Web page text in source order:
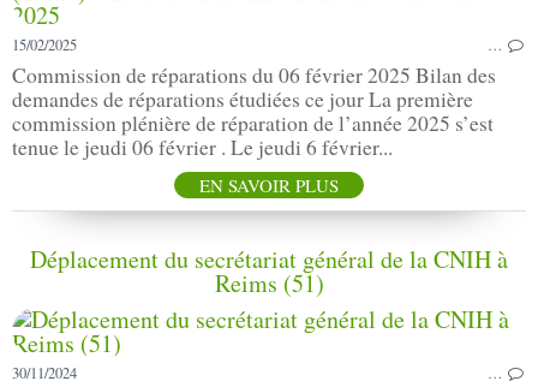
15/02/2025 …
Commission de réparations du 06 février 2025 Bilan des
demandes de réparations étudiées ce jour La première
commission plénière de réparation de l’année 2025 s’est
tenue le jeudi 06 février . Le jeudi 6 février...
EN SAVOIR PLUS
Déplacement du secrétariat général de la CNIH à
Reims (51)
30/11/2024 …